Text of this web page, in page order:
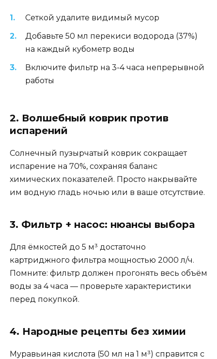
Сеткой удалите видимый мусор
Добавьте 50 мл перекиси водорода (37%)
на каждый кубометр воды
Включите фильтр на 3-4 часа непрерывной
работы
2. Волшебный коврик против
испарений
Солнечный пузырчатый коврик сокращает
испарение на 70%, сохраняя баланс
химических показателей. Просто накрывайте
им водную гладь ночью или в ваше отсутствие.
3. Фильтр + насос: нюансы выбора
Для ёмкостей до 5 м³ достаточно
картриджного фильтра мощностью 2000 л/ч.
Помните: фильтр должен прогонять весь объём
воды за 4 часа — проверьте характеристики
перед покупкой.
4. Народные рецепты без химии
Муравьиная кислота (50 мл на 1 м³) справится с